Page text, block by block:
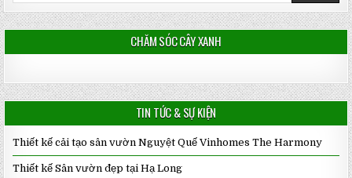
CHĂM SÓC CÂY XANH
TIN TỨC & SỰ KIỆN
Thiết kế cải tạo sân vườn Nguyệt Quế Vinhomes The Harmony
Thiết kế Sân vườn đẹp tại Hạ Long